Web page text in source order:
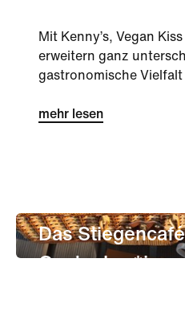
Mit Kenny’s, Vegan
erweitern ganz
gastronomische Vielfalt
mehr lesen
Das